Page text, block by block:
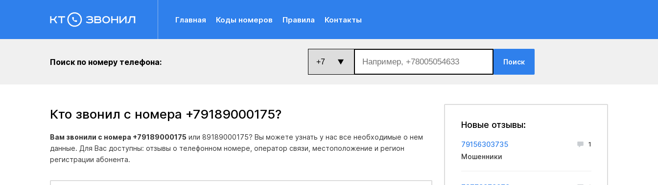
Главная Коды номеров Правила Контакты
Поиск по номеру телефона: Поиск
Кто звонил с номера +79189000175?
Вам звонили с номера +79189000175 или 89189000175? Вы можете узнать у нас все необходимые о нем
данные. Для Вас доступны: отзывы о телефонном номере, оператор связи, местоположение и регион
регистрации абонента.
Новые отзывы:
79156303735 1
Мошенники